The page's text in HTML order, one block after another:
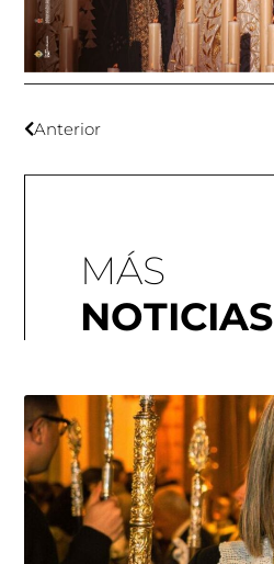
Anterior
MÁS
NOTICIAS